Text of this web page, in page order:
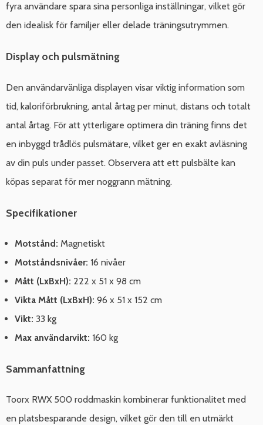
fyra användare spara sina personliga inställningar, vilket gör
den idealisk för familjer eller delade träningsutrymmen.
Display och pulsmätning
Den användarvänliga displayen visar viktig information som
tid, kaloriförbrukning, antal årtag per minut, distans och totalt
antal årtag. För att ytterligare optimera din träning finns det
en inbyggd trådlös pulsmätare, vilket ger en exakt avläsning
av din puls under passet. Observera att ett pulsbälte kan
köpas separat för mer noggrann mätning.
Specifikationer
Motstånd: Magnetiskt
Motståndsnivåer: 16 nivåer
Mått (LxBxH): 222 x 51 x 98 cm
Vikta Mått (LxBxH): 96 x 51 x 152 cm
Vikt: 33 kg
Max användarvikt: 160 kg
Sammanfattning
Toorx RWX 500 roddmaskin kombinerar funktionalitet med
en platsbesparande design, vilket gör den till en utmärkt